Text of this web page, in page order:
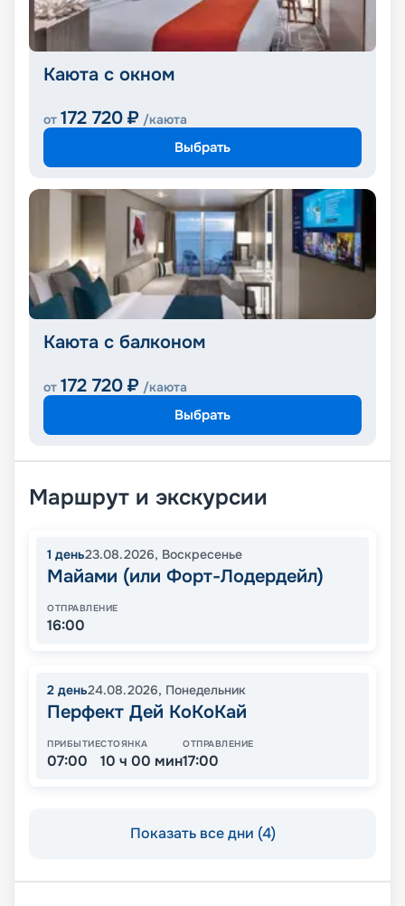
Каюта с окном
от 172 720 ₽ /каюта
Выбрать
Каюта с балконом
от 172 720 ₽ /каюта
Выбрать
Маршрут и экскурсии
1 день23.08.2026, Воскресенье
Майами (или Форт-Лодердейл)
ОТПРАВЛЕНИЕ
16:00
2 день24.08.2026, Понедельник
Перфект Дей КоКоКай
ПРИБЫТИЕ
07:00
СТОЯНКА
10 ч 00 мин
ОТПРАВЛЕНИЕ
17:00
Показать все дни (4)